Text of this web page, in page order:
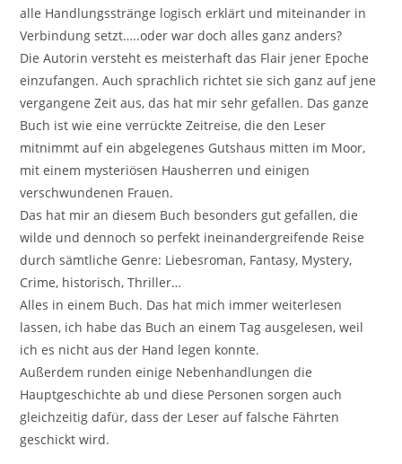
alle Handlungsstränge logisch erklärt und miteinander in
Verbindung setzt…..oder war doch alles ganz anders?
Die Autorin versteht es meisterhaft das Flair jener Epoche
einzufangen. Auch sprachlich richtet sie sich ganz auf jene
vergangene Zeit aus, das hat mir sehr gefallen. Das ganze
Buch ist wie eine verrückte Zeitreise, die den Leser
mitnimmt auf ein abgelegenes Gutshaus mitten im Moor,
mit einem mysteriösen Hausherren und einigen
verschwundenen Frauen.
Das hat mir an diesem Buch besonders gut gefallen, die
wilde und dennoch so perfekt ineinandergreifende Reise
durch sämtliche Genre: Liebesroman, Fantasy, Mystery,
Crime, historisch, Thriller…
Alles in einem Buch. Das hat mich immer weiterlesen
lassen, ich habe das Buch an einem Tag ausgelesen, weil
ich es nicht aus der Hand legen konnte.
Außerdem runden einige Nebenhandlungen die
Hauptgeschichte ab und diese Personen sorgen auch
gleichzeitig dafür, dass der Leser auf falsche Fährten
geschickt wird.